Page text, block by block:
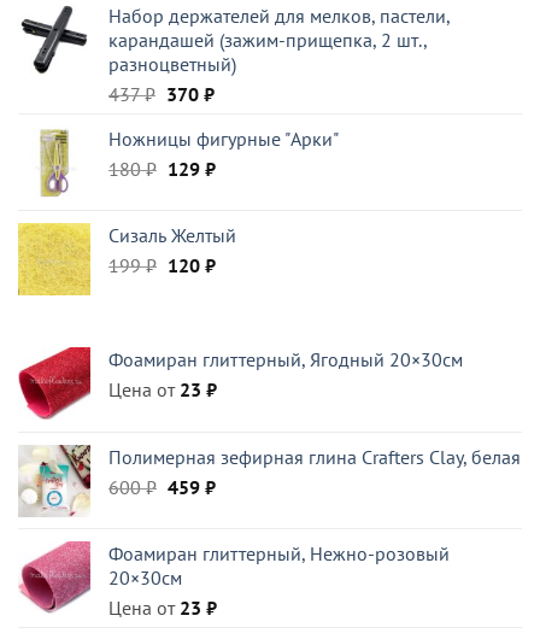
составляла
108 ₽.
92 ₽.
Набор держателей для мелков, пастели,
карандашей (зажим-прищепка, 2 шт.,
разноцветный)
437₽ Первоначальная
составляла
437 ₽.
370 ₽Текущая
370 ₽.
Ножницы фигурные "Арки"
180₽ Первоначальная
180 ₽.
129 ₽Текущая
Сизаль Желтый
199₽ Первоначальная
120 ₽Текущая
Фоамиран глиттерный, Ягодный 20×30см
Цена от 23 ₽
Полимерная зефирная глина Crafters Clay, белая
600₽ Первоначальная
600 ₽.
459 ₽Текущая
Фоамиран глиттерный, Нежно-розовый
20×30см
Цена от 23 ₽